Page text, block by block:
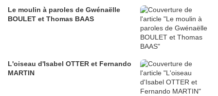
Le moulin à paroles de Gwénaëlle
BOULET et Thomas BAAS
L'oiseau d'Isabel OTTER et Fernando
MARTIN